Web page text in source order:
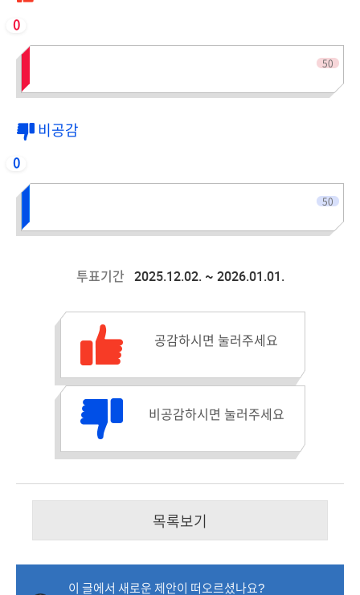
0
50
비공감
0
50
투표기간 2025.12.02. ~ 2026.01.01.
공감수 :
공감하시면 눌러주세요
비공감수 :
비공감하시면 눌러주세요
목록보기
이 글에서 새로운 제안이 떠오르셨나요?